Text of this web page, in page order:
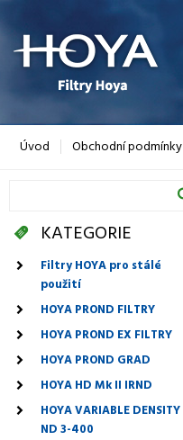
KATEGORIE
Filtry HOYA pro stálé
použití
HOYA PROND FILTRY
HOYA PROND EX FILTRY
HOYA PROND GRAD
HOYA HD Mk II IRND
HOYA VARIABLE DENSITY
ND 3-400
Úvod Obchodní podmínky